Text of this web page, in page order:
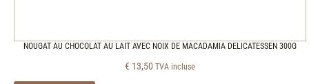
NOUGAT AU CHOCOLAT AU LAIT AVEC NOIX DE MACADAMIA DELICATESSEN 300G
€ 13,50 TVA incluse